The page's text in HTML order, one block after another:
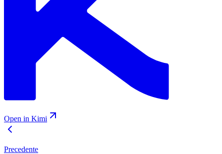
Open in Kimi
Precedente